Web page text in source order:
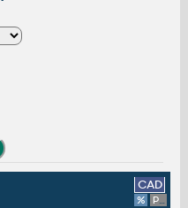
CAD
% Platform